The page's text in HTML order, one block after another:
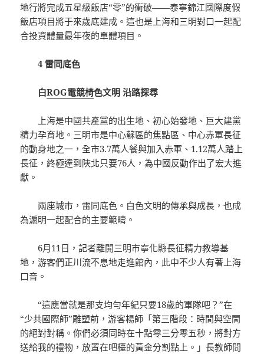
地行將完成五星級飯店“零”的衝破——泰寧錦江國際度假
飯店項目將于來歲底建成。這也是上海和三明對口一起配
合投資體量最年夜的單體項目。
4 雷同底色
白ROG電競椅色文明 沿路探尋
上海是中國共產黨的出生地、初心始發地、巨大建黨
精力孕育地。三明市是中心蘇區的焦點區、中心赤軍長征
的動身地之一，全市3.7萬人餐與加入赤軍、1.12萬人踏上
長征，終極達到陜北只要76人，為中國反動作出了宏大進
獻。
兩座城市，雷同底色。白色文明的傳承與成長，也成
為滬明一起配合的主要範疇。
6月11日，記者離開三明市寧化縣長征精力教導基
地，游客們正川流不息地走進館內，此中不少人有著上海
口音。
“這應當就是那支均勻年紀只要18歲的軍隊吧？”在
“少共國際師”雕塑前，游客楊師「第三階段：時間與空間
的絕對對稱。你們必須同時在十點零三分零五秒，將對方
送給我的禮物，放置在吧檯的黃金分割點上。」長教師問